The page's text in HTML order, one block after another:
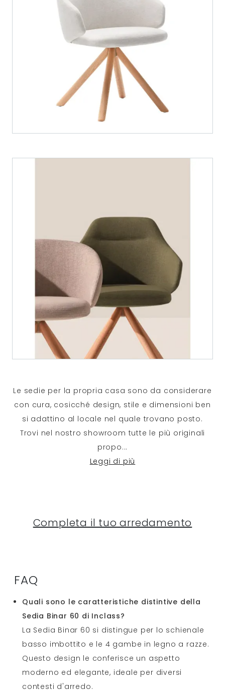
Le sedie per la propria casa sono da considerare
con cura, cosicché design, stile e dimensioni ben
si adattino al locale nel quale trovano posto.
Trovi nel nostro showroom tutte le più originali
propo...
Leggi di più
Completa il tuo arredamento
FAQ
Quali sono le caratteristiche distintive della
Sedia Binar 60 di Inclass?
La Sedia Binar 60 si distingue per lo schienale
basso imbottito e le 4 gambe in legno a razze.
Questo design le conferisce un aspetto
moderno ed elegante, ideale per diversi
contesti d'arredo.